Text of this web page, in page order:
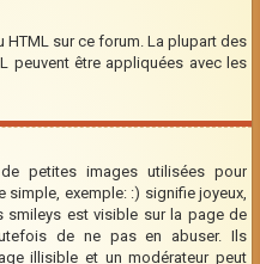
HTML sur ce forum. La plupart des
peuvent être appliquées avec les
petites images utilisées pour
exemple: :) signifie joyeux,
smileys est visible sur la page de
de ne pas en abuser. Ils
illisible et un modérateur peut